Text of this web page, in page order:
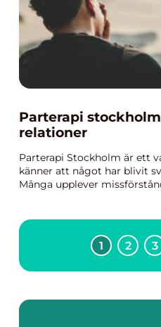
Parterapi
relationer
Parterapi Stockholm är ett
känner att något har blivit
Många upplever
1 2 3